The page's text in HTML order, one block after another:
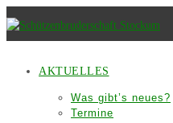
Inhalt
springen
AKTUELLES
Was gibt’s neues?
Termine